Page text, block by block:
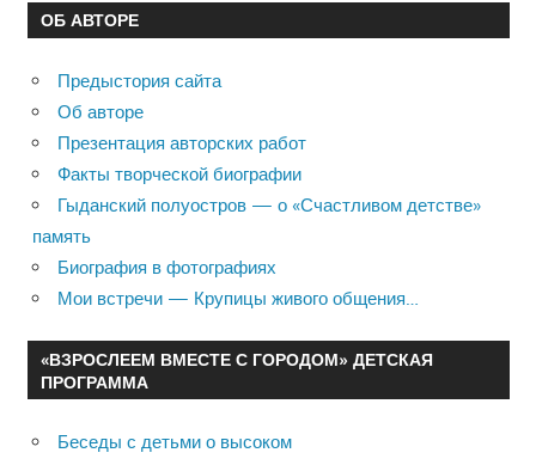
ОБ АВТОРЕ
Предыстория сайта
Об авторе
Презентация авторских работ
Факты творческой биографии
Гыданский полуостров — о «Счастливом детстве»
память
Биография в фотографиях
Мои встречи — Крупицы живого общения…
«ВЗРОСЛЕЕМ ВМЕСТЕ С ГОРОДОМ» ДЕТСКАЯ
ПРОГРАММА
Беседы с детьми о высоком